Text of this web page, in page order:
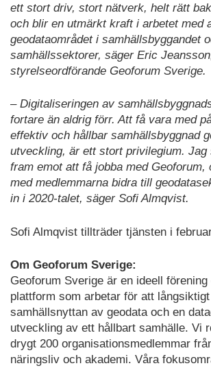
ett stort driv, stort nätverk, helt rätt
och blir en utmärkt kraft i arbetet med
geodataområdet i samhällsbyggandet
samhällssektorer, säger Eric
styrelseordförande Geoforum Sverige.
– Digitaliseringen av
fortare än aldrig förr. Att få vara med
effektiv och hållbar samhällsbyggnad
utveckling, är ett stort privilegium. Jag
fram emot att få jobba med Geoforum,
med medlemmarna bidra till
in i 2020-talet, säger Sofi Almqvist.
Sofi Almqvist tillträder tjänsten i
Om Geoforum Sverige:
Geoforum Sverige är en ideell förening
plattform som arbetar för att
samhällsnyttan av geodata och en
utveckling av ett hållbart samhälle. Vi
drygt 200 organisationsmedlemmar
näringsliv och akademi. Våra